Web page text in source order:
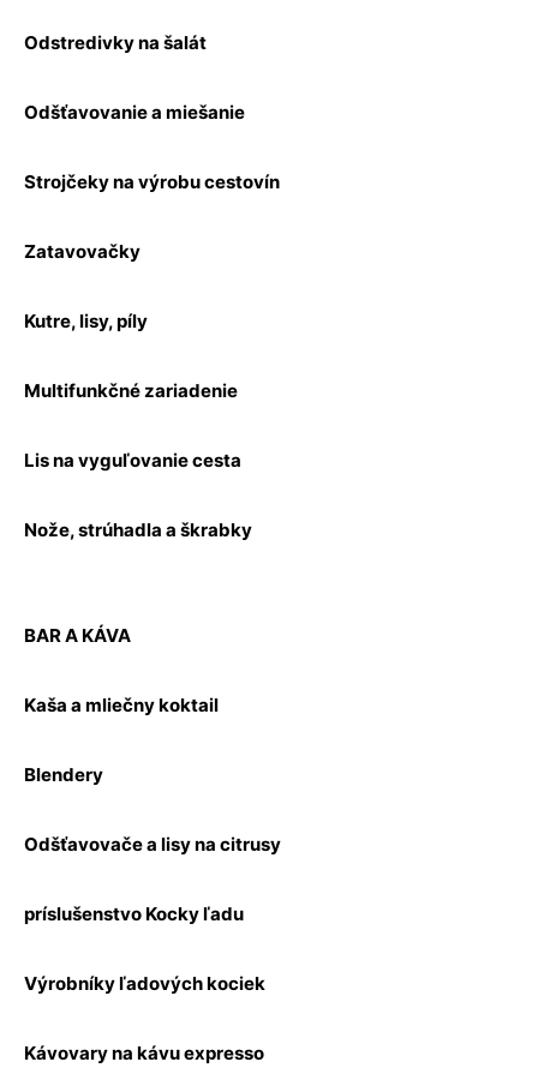
Odstredivky na šalát
Odšťavovanie a miešanie
Strojčeky na výrobu cestovín
Zatavovačky
Kutre, lisy, píly
Multifunkčné zariadenie
Lis na vyguľovanie cesta
Nože, strúhadla a škrabky
BAR A KÁVA
Kaša a mliečny koktail
Blendery
Odšťavovače a lisy na citrusy
príslušenstvo Kocky ľadu
Výrobníky ľadových kociek
Kávovary na kávu expresso